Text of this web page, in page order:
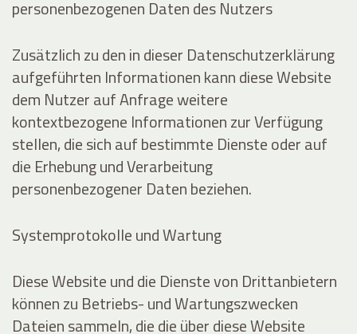
personenbezogenen Daten des Nutzers
Zusätzlich zu den in dieser Datenschutzerklärung
aufgeführten Informationen kann diese Website
dem Nutzer auf Anfrage weitere
kontextbezogene Informationen zur Verfügung
stellen, die sich auf bestimmte Dienste oder auf
die Erhebung und Verarbeitung
personenbezogener Daten beziehen.
Systemprotokolle und Wartung
Diese Website und die Dienste von Drittanbietern
können zu Betriebs- und Wartungszwecken
Dateien sammeln, die die über diese Website